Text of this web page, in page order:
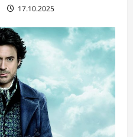
17.10.2025